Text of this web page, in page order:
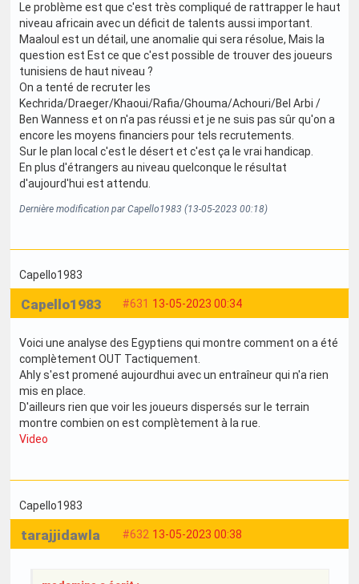
Le problème est que c'est très compliqué de rattrapper le haut
niveau africain avec un déficit de talents aussi important.
Maaloul est un détail, une anomalie qui sera résolue, Mais la
question est Est ce que c'est possible de trouver des joueurs
tunisiens de haut niveau ?
On a tenté de recruter les
Kechrida/Draeger/Khaoui/Rafia/Ghouma/Achouri/Bel Arbi /
Ben Wanness et on n'a pas réussi et je ne suis pas sûr qu'on a
encore les moyens financiers pour tels recrutements.
Sur le plan local c'est le désert et c'est ça le vrai handicap.
En plus d'étrangers au niveau quelconque le résultat
d'aujourd'hui est attendu.
Dernière modification par Capello1983 (13-05-2023 00:18)
Capello1983
#631 13-05-2023 00:34
Capello1983
Voici une analyse des Egyptiens qui montre comment on a été
complètement OUT Tactiquement.
Ahly s'est promené aujourdhui avec un entraîneur qui n'a rien
mis en place.
D'ailleurs rien que voir les joueurs dispersés sur le terrain
montre combien on est complètement à la rue.
Video
Capello1983
#632 13-05-2023 00:38
tarajjidawla